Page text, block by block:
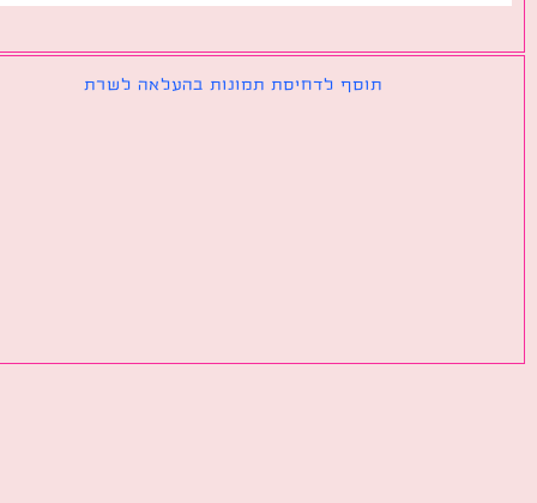
תוסף לדחיסת תמונות בהעלאה לשרת